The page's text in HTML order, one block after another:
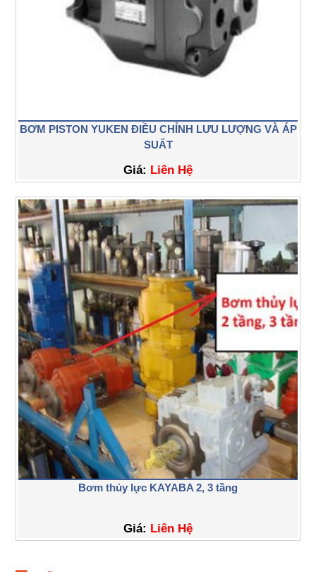
BƠM PISTON YUKEN ĐIỀU CHỈNH LƯU LƯỢNG VÀ ÁP
SUẤT
Giá: Liên Hệ
Bơm thủy lực KAYABA 2, 3 tầng
Giá: Liên Hệ